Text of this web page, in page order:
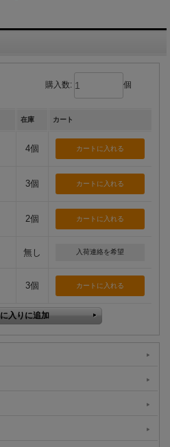
購入数: 個
在庫 カート
4個
3個
2個
無し 入荷連絡を希望
3個